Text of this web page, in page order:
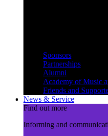
Sponsors
Partnerships
Alumni
Academy of Music
Friends and
News & Service
Find out more
Informing and